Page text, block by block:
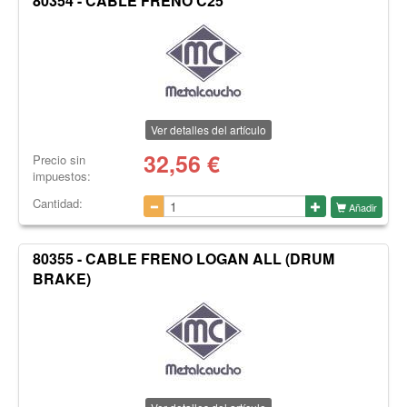
Ver detalles del artículo
Precio sin
impuestos:
32,56 €
Cantidad: Añadir
80355 - CABLE FRENO LOGAN ALL (DRUM
BRAKE)